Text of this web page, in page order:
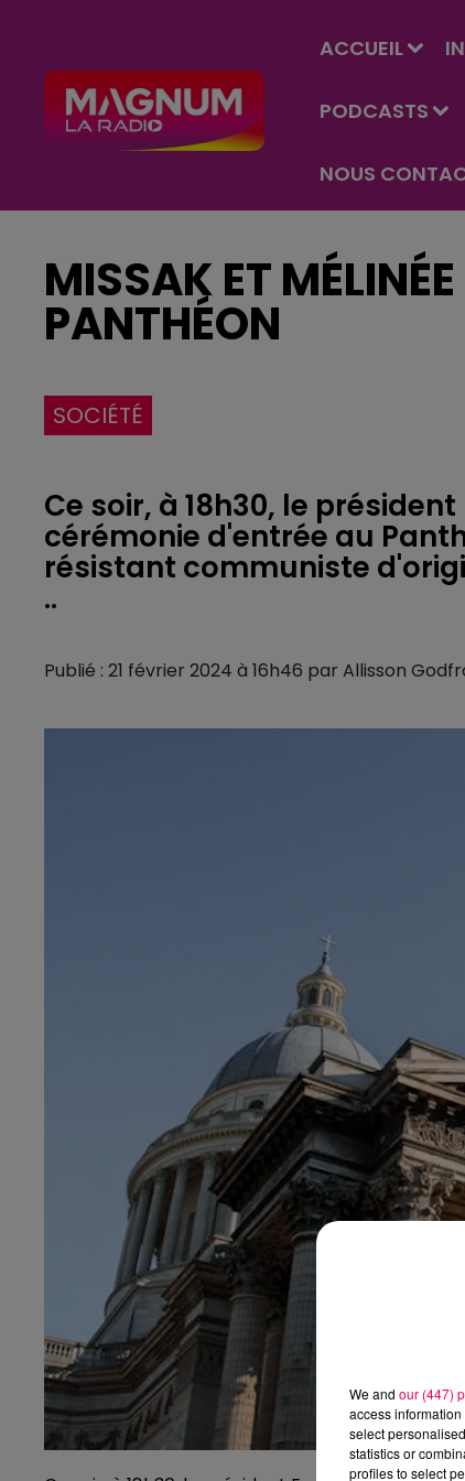
ACCUEIL
PODCASTS
NOUS
MISSAK ET
PANTHÉON
SOCIÉTÉ
Ce soir, à 18h30, le
cérémonie d'entrée au
résistant communiste
..
Publié : 21 février 2024 à 16h46 par Allisson
We and our (447)
access
select
statistics or
profiles to select